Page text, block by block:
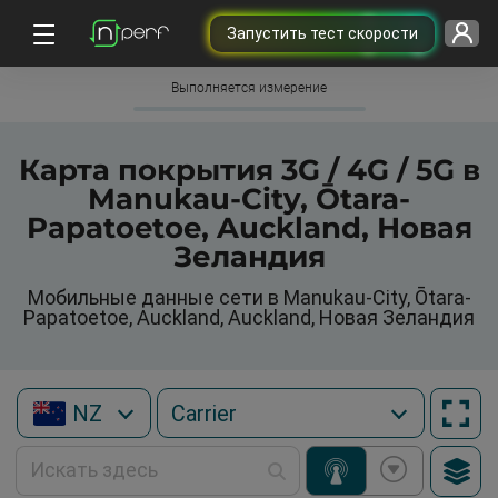
Запустить тест скорости
Выполняется измерение
Карта покрытия 3G / 4G / 5G в
Manukau-City, Ōtara-
Papatoetoe, Auckland, Новая
Зеландия
Мобильные данные сети в Manukau-City, Ōtara-
Papatoetoe, Auckland, Auckland, Новая Зеландия
NZ